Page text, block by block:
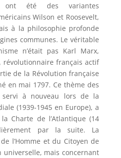
ont été des variantes
Wilson et Roosevelt,
à la philosophie profonde
communes. Le véritable
n’était pas Karl Marx,
révolutionnaire français actif
de la Révolution française
en mai 1797. Ce thème des
servi à nouveau lors de la
(1939-1945 en Europe), a
Charte de l’Atlantique (14
par la suite. La
l’Homme et du Citoyen de
universelle, mais concernant